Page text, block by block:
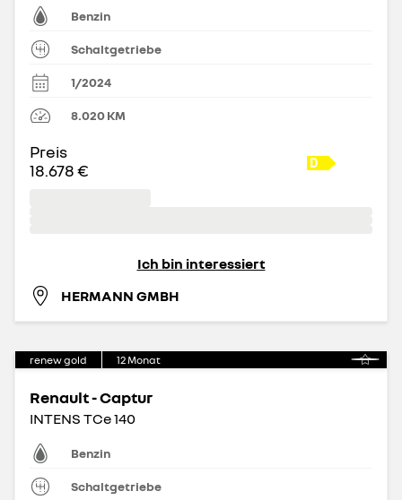
Benzin
Schaltgetriebe
1/2024
8.020KM
Preis
18.678 €
Ich bin interessiert
HERMANN GMBH
renew gold 12Monat
Renault - Captur
INTENS TCe 140
Benzin
Schaltgetriebe